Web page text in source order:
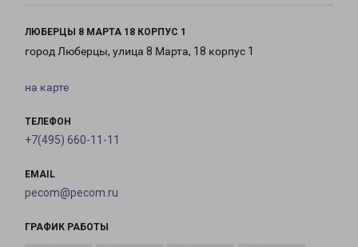
ЛЮБЕРЦЫ 8 МАРТА 18 КОРПУС 1
город Люберцы, улица 8 Марта, 18 корпус 1
на карте
ТЕЛЕФОН
+7(495) 660-11-11
EMAIL
pecom@pecom.ru
ГРАФИК РАБОТЫ